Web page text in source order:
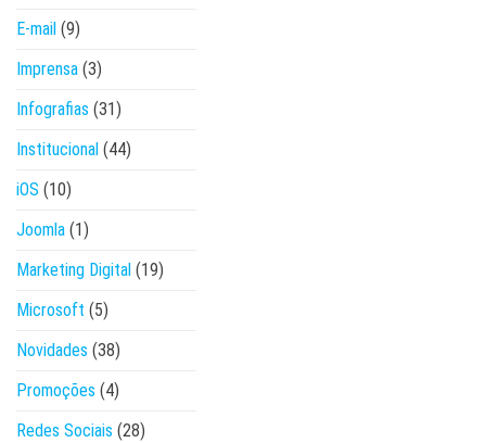
E-mail (9)
Imprensa (3)
Infografias (31)
Institucional (44)
iOS (10)
Joomla (1)
Marketing Digital (19)
Microsoft (5)
Novidades (38)
Promoções (4)
Redes Sociais (28)